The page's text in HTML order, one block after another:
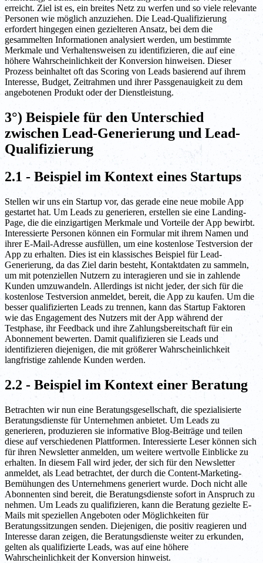
erreicht. Ziel ist es, ein breites Netz zu werfen und so viele relevante
Personen wie möglich anzuziehen. Die Lead-Qualifizierung
erfordert hingegen einen gezielteren Ansatz, bei dem die
gesammelten Informationen analysiert werden, um bestimmte
Merkmale und Verhaltensweisen zu identifizieren, die auf eine
höhere Wahrscheinlichkeit der Konversion hinweisen. Dieser
Prozess beinhaltet oft das Scoring von Leads basierend auf ihrem
Interesse, Budget, Zeitrahmen und ihrer Passgenauigkeit zu dem
angebotenen Produkt oder der Dienstleistung.
3°) Beispiele für den Unterschied
zwischen Lead-Generierung und Lead-
Qualifizierung
2.1 - Beispiel im Kontext eines Startups
Stellen wir uns ein Startup vor, das gerade eine neue mobile App
gestartet hat. Um Leads zu generieren, erstellen sie eine Landing-
Page, die die einzigartigen Merkmale und Vorteile der App bewirbt.
Interessierte Personen können ein Formular mit ihrem Namen und
ihrer E-Mail-Adresse ausfüllen, um eine kostenlose Testversion der
App zu erhalten. Dies ist ein klassisches Beispiel für Lead-
Generierung, da das Ziel darin besteht, Kontaktdaten zu sammeln,
um mit potenziellen Nutzern zu interagieren und sie in zahlende
Kunden umzuwandeln. Allerdings ist nicht jeder, der sich für die
kostenlose Testversion anmeldet, bereit, die App zu kaufen. Um die
besser qualifizierten Leads zu trennen, kann das Startup Faktoren
wie das Engagement des Nutzers mit der App während der
Testphase, ihr Feedback und ihre Zahlungsbereitschaft für ein
Abonnement bewerten. Damit qualifizieren sie Leads und
identifizieren diejenigen, die mit größerer Wahrscheinlichkeit
langfristige zahlende Kunden werden.
2.2 - Beispiel im Kontext einer Beratung
Betrachten wir nun eine Beratungsgesellschaft, die spezialisierte
Beratungsdienste für Unternehmen anbietet. Um Leads zu
generieren, produzieren sie informative Blog-Beiträge und teilen
diese auf verschiedenen Plattformen. Interessierte Leser können sich
für ihren Newsletter anmelden, um weitere wertvolle Einblicke zu
erhalten. In diesem Fall wird jeder, der sich für den Newsletter
anmeldet, als Lead betrachtet, der durch die Content-Marketing-
Bemühungen des Unternehmens generiert wurde. Doch nicht alle
Abonnenten sind bereit, die Beratungsdienste sofort in Anspruch zu
nehmen. Um Leads zu qualifizieren, kann die Beratung gezielte E-
Mails mit speziellen Angeboten oder Möglichkeiten für
Beratungssitzungen senden. Diejenigen, die positiv reagieren und
Interesse daran zeigen, die Beratungsdienste weiter zu erkunden,
gelten als qualifizierte Leads, was auf eine höhere
Wahrscheinlichkeit der Konversion hinweist.